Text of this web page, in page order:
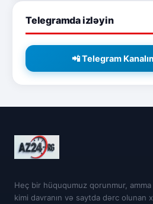
Telegramda izləyin
📲 Telegram
Heç bir hüququmuz qorunmur,
kimi davranın və saytda dərc olunan